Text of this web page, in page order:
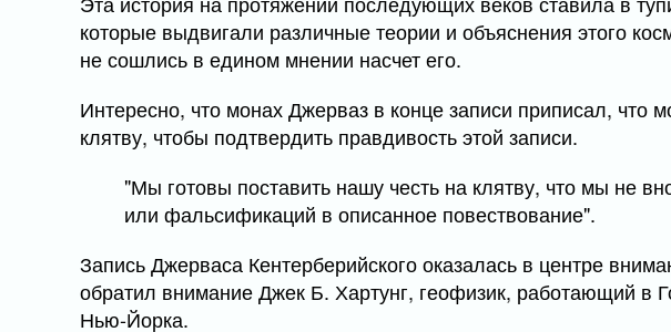
которые выдвигали различные теории и объяснения этого
не сошлись в едином мнении насчет его.
Интересно, что монах Джерваз в конце записи приписал, что
клятву, чтобы подтвердить правдивость этой записи.
"Мы готовы поставить нашу честь на клятву, что мы не
или фальсификаций в описанное повествование".
Запись Джерваса Кентерберийского оказалась в центре
обратил внимание Джек Б. Хартунг, геофизик, работающий в
Нью-Йорка.